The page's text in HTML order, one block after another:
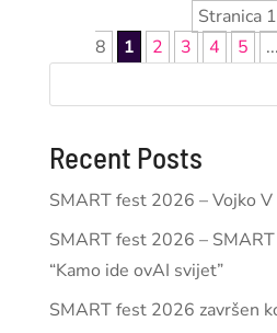
Stranica
8
1 2 3 4 5 ...
Recent Posts
SMART fest 2026 – Vojko
SMART fest 2026 –
“Kamo ide ovAI svijet”
SMART fest 2026 završen